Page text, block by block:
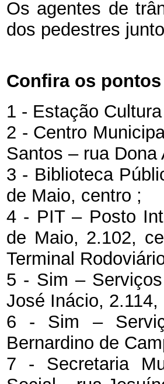
Os agentes de
dos pedestres
Confira os
1 - Estação
2 - Centro
Santos – rua
3 - Biblioteca
de Maio, centro ;
4 - PIT – Posto
de Maio, 2.102,
Terminal
5 - Sim –
José Inácio, 2.114,
6 - Sim –
Bernardino de
7 - Secretaria